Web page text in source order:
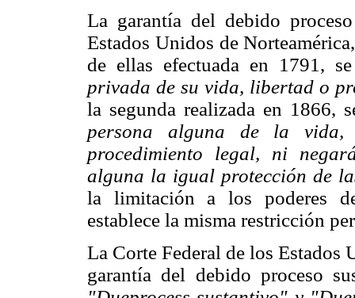
La garantía del debido
Estados Unidos de
de ellas efectuada en 1791,
privada de su vida, libertad o
la segunda realizada en 1866,
persona alguna de la
procedimiento legal, ni
alguna la igual protección de
la limitación a los poderes
establece la misma restricción
La Corte Federal de los Estados
garantía del debido proceso